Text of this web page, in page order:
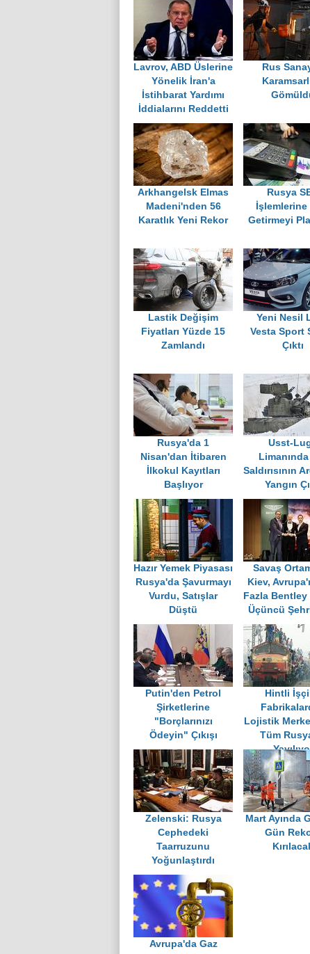
Lavrov, ABD Üslerine
Yönelik İran'a
İstihbarat Yardımı
İddialarını Reddetti
Rus
Arkhangelsk Elmas
Madeni'nden 56
Karatlık Yeni Rekor
Rusya
İşlemlerine
Getirmeyi
Lastik Değişim
Fiyatları Yüzde 15
Zamlandı
Yeni Nesil
Vesta Sport
Çıktı
Rusya'da 1
Nisan'dan İtibaren
İlkokul Kayıtları
Başlıyor
Usst-
Saldırısının
Yangın
Hazır Yemek Piyasası
Rusya'da Şavurmayı
Vurdu, Satışlar
Düştü
Savaş
Kiev,
Fazla Bentley
Üçüncü
Putin'den Petrol
Şirketlerine
"Borçlarınızı
Ödeyin" Çıkışı
Hintli
Lojistik
Tüm
Zelenski: Rusya
Cephedeki
Taarruzunu
Yoğunlaştırdı
Mart Ayında
Gün
Avrupa'da Gaz